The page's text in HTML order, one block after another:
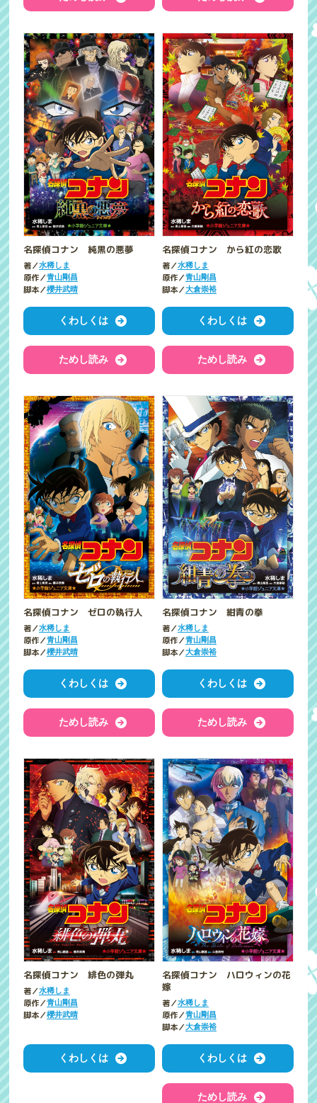
名探偵コナン 純黒の悪夢
著／水稀しま
原作／青山剛昌
脚本／櫻井武晴
くわしくは
ためし読み
名探偵コナン から紅の恋歌
著／水稀しま
原作／青山剛昌
脚本／大倉崇裕
くわしくは
ためし読み
名探偵コナン ゼロの執行人
著／水稀しま
原作／青山剛昌
脚本／櫻井武晴
くわしくは
ためし読み
名探偵コナン 紺青の拳
著／水稀しま
原作／青山剛昌
脚本／大倉崇裕
くわしくは
ためし読み
名探偵コナン 緋色の弾丸
著／水稀しま
原作／青山剛昌
脚本／櫻井武晴
くわしくは
名探偵コナン ハロウィンの花
嫁
著／水稀しま
原作／青山剛昌
脚本／大倉崇裕
くわしくは
ためし読み